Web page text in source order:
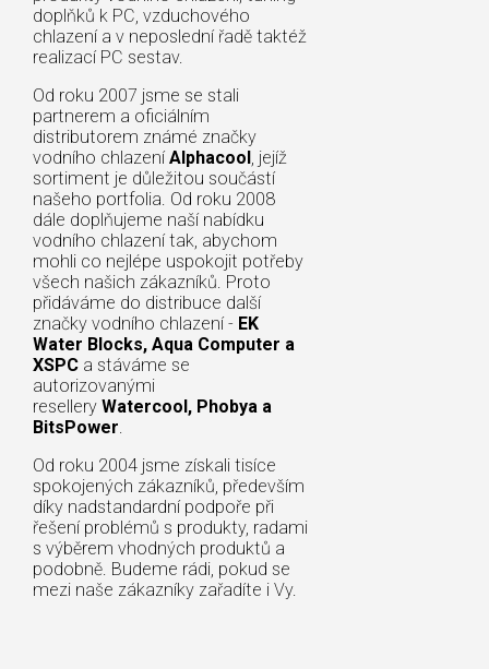
doplňků k PC, vzduchového
chlazení a v neposlední řadě taktéž
realizací PC sestav.
Od roku 2007 jsme se stali
partnerem a oficiálním
distributorem známé značky
vodního chlazení Alphacool, jejíž
sortiment je důležitou součástí
našeho portfolia. Od roku 2008
dále doplňujeme naší nabídku
vodního chlazení tak, abychom
mohli co nejlépe uspokojit potřeby
všech našich zákazníků. Proto
přidáváme do distribuce další
značky vodního chlazení - EK
Water Blocks, Aqua Computer a
XSPC a stáváme se
autorizovanými
resellery Watercool, Phobya a
BitsPower.
Od roku 2004 jsme získali tisíce
spokojených zákazníků, především
díky nadstandardní podpoře při
řešení problémů s produkty, radami
s výběrem vhodných produktů a
podobně. Budeme rádi, pokud se
mezi naše zákazníky zařadíte i Vy.